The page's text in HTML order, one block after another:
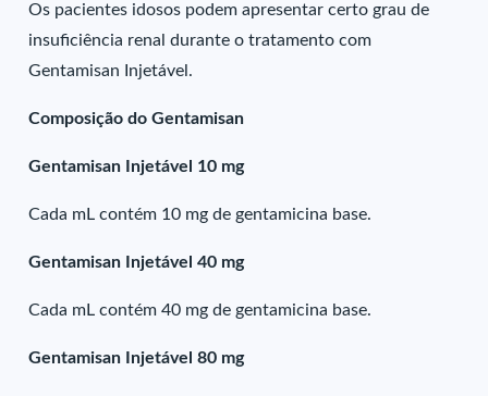
Os pacientes idosos podem apresentar certo grau de
insuficiência renal durante o tratamento com
Gentamisan Injetável.
Composição do Gentamisan
Gentamisan Injetável 10 mg
Cada mL contém 10 mg de gentamicina base.
Gentamisan Injetável 40 mg
Cada mL contém 40 mg de gentamicina base.
Gentamisan Injetável 80 mg